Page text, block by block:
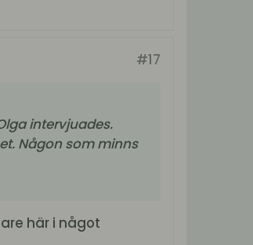
#17
intervjuades.
Någon som minns
här i något